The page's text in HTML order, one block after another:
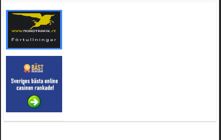
Mrhandsome:SÃ¶ker defekta/trasiga fyrhjulingar. Jag betalar bra och du kan nÃ¥ mig
pÃ¥ 0709955029 eller hv.alexandersson@gmail.com ifall du har en som du vill sÃ¤lja
mvh Hugo
21 februari 2025 kl. 09:25:52
Oscar5:NÃ¥gon som vet vad man kan begÃ¤ra fÃ¶r en Honda TRX 350 FE 2005
4 februari 2025 kl. 19:20:50
Oscar5:44
4 februari 2025 kl. 19:15:36
Greger59:NÃ¤gon som vet har en Cetek 500 EFI
15 januari 2025 kl. 23:49:44
Mrhandsome:SÃÂ¶ker defekta/trasiga fyrhjulingar. Jag betalar bra och du kan nÃÂ¥